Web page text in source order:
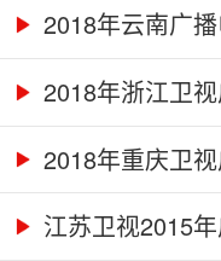
2018年云南广
2018年浙江卫
2018年重庆卫
江苏卫视2015